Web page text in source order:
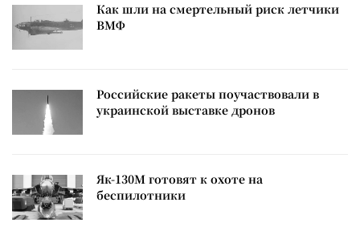
Как шли на смертельный риск летчики
ВМФ
Российские ракеты поучаствовали в
украинской выставке дронов
Як-130М готовят к охоте на
беспилотники